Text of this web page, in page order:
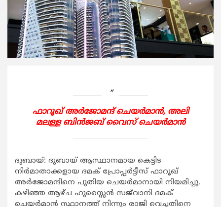
ഫാറൂഖ് അര്‍ജോമന്ദ് ചെയര്‍മാന്‍, അലി
മലള്ള ബിന്‍ജബ് വൈസ് ചെയര്‍മാന്‍
ദുബായ്: ദുബായ് ആസ്ഥാനമായ കെട്ടിട
നിര്‍മാതാക്കളായ ദമക് പ്രോപ്പര്‍ട്ടീസ് ഫാറൂഖ്
അര്‍ജോമന്ദിനെ പുതിയ ചെയര്‍മാനായി നിയമിച്ചു.
കഴിഞ്ഞ ആഴ്ച ഹുസ്സൈന്‍ സജ്‌വാനി ദമക്
ചെയര്‍മാന്‍ സ്ഥാനത്ത് നിന്നും രാജി വെച്ചതിനെ